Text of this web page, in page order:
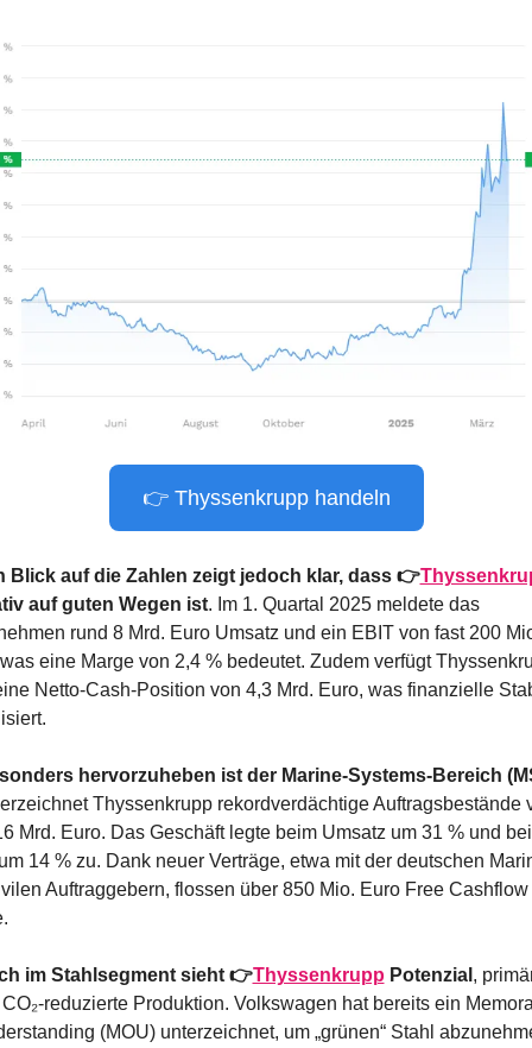
👉 Thyssenkrupp handeln
Blick auf die Zahlen zeigt jedoch klar, dass 👉
auf guten Wegen ist. Im 1. Quartal 2025 meldete das
rund 8 Mrd. Euro Umsatz und ein EBIT von fast 200
eine Marge von 2,4 % bedeutet. Zudem verfügt
Netto-Cash-Position von 4,3 Mrd. Euro, was finanzielle
hervorzuheben ist der Marine-Systems-Bereich
Thyssenkrupp rekordverdächtige Auftragsbestände
Mrd. Euro. Das Geschäft legte beim Umsatz um 31 % und
14 % zu. Dank neuer Verträge, etwa mit der deutschen
Auftraggebern, flossen über 850 Mio. Euro Free
im Stahlsegment sieht 👉Thyssenkrupp Potenzial ,
reduzierte Produktion. Volkswagen hat bereits ein
(MOU) unterzeichnet, um „grünen“ Stahl